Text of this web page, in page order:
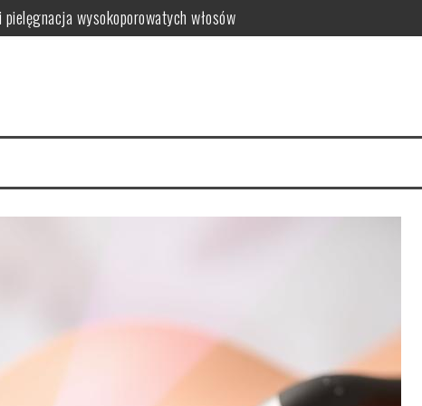
wysokoporowatych włosów
dla skóry
farbowaniu?
pielęgnacja krok po kroku